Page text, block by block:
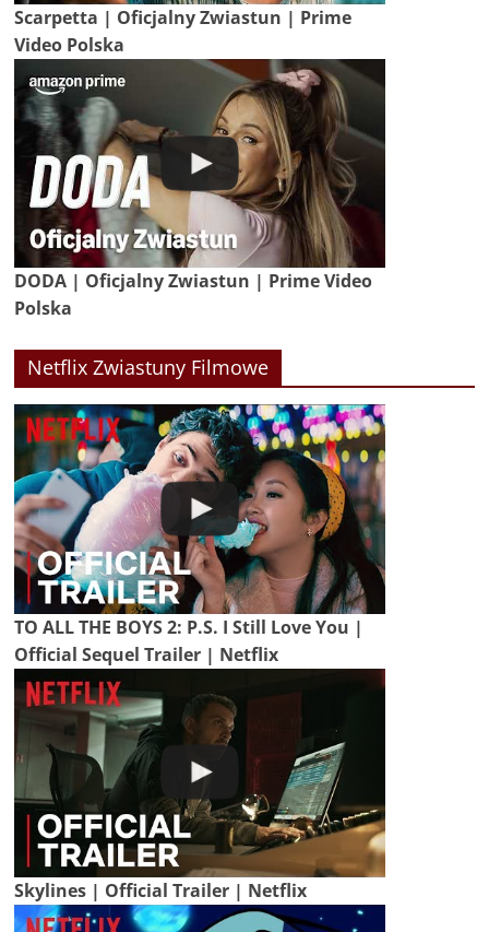
Scarpetta | Oficjalny Zwiastun | Prime
Video Polska
DODA | Oficjalny Zwiastun | Prime Video
Polska
Netflix Zwiastuny Filmowe
TO ALL THE BOYS 2: P.S. I Still Love You |
Official Sequel Trailer | Netflix
Skylines | Official Trailer | Netflix